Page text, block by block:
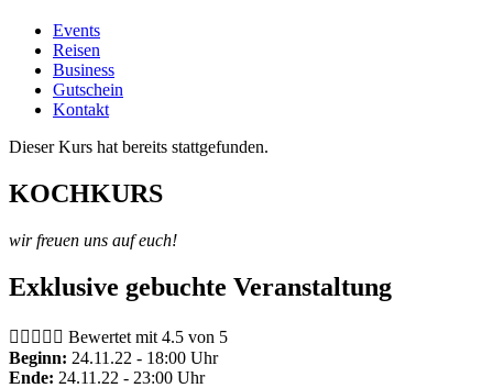
Events
Reisen
Business
Gutschein
Kontakt
Dieser Kurs hat bereits stattgefunden.
KOCHKURS
wir freuen uns auf euch!
Exklusive gebuchte Veranstaltung
     Bewertet mit 4.5 von 5
Beginn: 24.11.22 - 18:00 Uhr
Ende: 24.11.22 - 23:00 Uhr